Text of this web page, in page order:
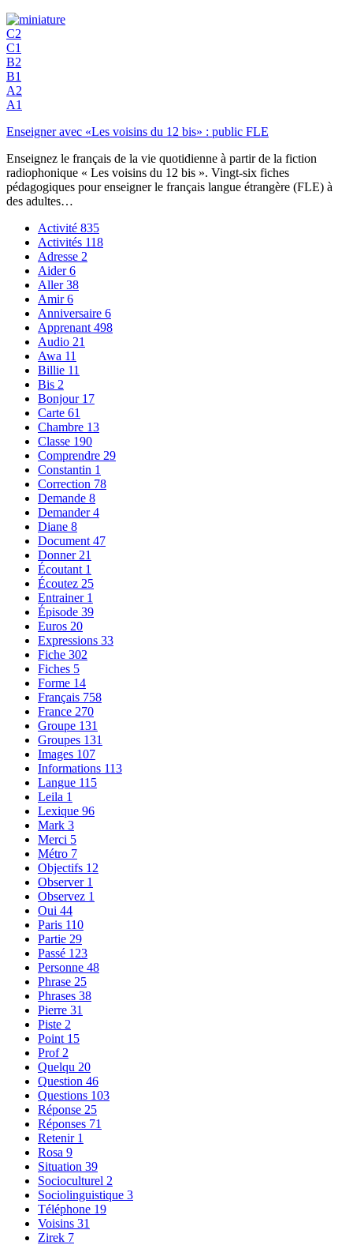
C2
C1
B2
B1
A2
A1
Enseigner avec «Les voisins du 12 bis» : public FLE
Enseignez le français de la vie quotidienne à partir de la fiction
radiophonique « Les voisins du 12 bis ». Vingt-six fiches
pédagogiques pour enseigner le français langue étrangère (FLE) à
des adultes…
Activité 835
Activités 118
Adresse 2
Aider6
Aller38
Amir6
Anniversaire 6
Apprenant 498
Audio 21
Awa 11
Billie 11
Bis 2
Bonjour 17
Carte 61
Chambre 13
Classe 190
Comprendre 29
Constantin 1
Correction 78
Demande 8
Demander4
Diane 8
Document 47
Donner 21
Écoutant 1
Écoutez 25
Entrainer 1
Épisode 39
Euros 20
Expressions 33
Fiche 302
Fiches 5
Forme 14
Français 758
France 270
Groupe 131
Groupes 131
Images 107
Informations 113
Langue 115
Leila 1
Lexique 96
Mark 3
Merci 5
Métro 7
Objectifs 12
Observer 1
Observez 1
Oui 44
Paris 110
Partie 29
Passé 123
Personne 48
Phrase 25
Phrases 38
Pierre 31
Piste 2
Point 15
Prof 2
Quelqu 20
Question 46
Questions 103
Réponse 25
Réponses 71
Retenir 1
Rosa 9
Situation 39
Socioculturel 2
Sociolinguistique 3
Téléphone 19
Voisins 31
Zirek 7